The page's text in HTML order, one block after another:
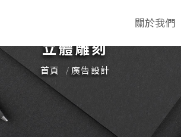
關於我們
立體雕刻
首頁 廣告設計